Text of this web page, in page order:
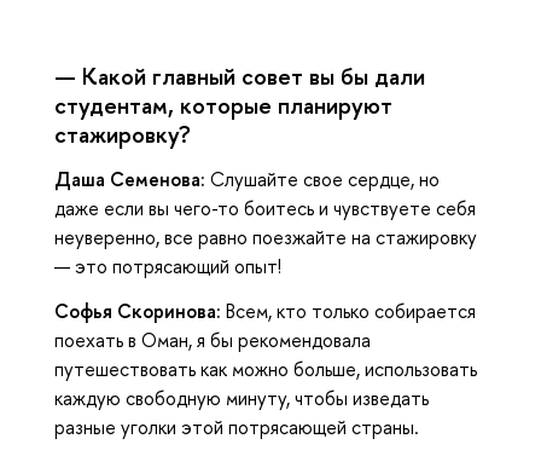
— Какой главный совет вы бы дали
студентам, которые планируют
стажировку?
Даша Семенова: Слушайте свое сердце, но
даже если вы чего-то боитесь и чувствуете себя
неуверенно, все равно поезжайте на стажировку
— это потрясающий опыт!
Софья Скоринова: Всем, кто только собирается
поехать в Оман, я бы рекомендовала
путешествовать как можно больше, использовать
каждую свободную минуту, чтобы изведать
разные уголки этой потрясающей страны.